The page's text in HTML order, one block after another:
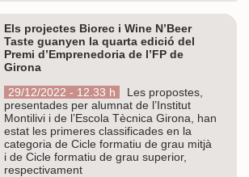
Els projectes Biorec i Wine N’Beer
Taste guanyen la quarta edició del
Premi d’Emprenedoria de l’FP de
Girona
29/12/2022 - 12.33 h
Les propostes,
presentades per alumnat de l’Institut
Montilivi i de l’Escola Tècnica Girona, han
estat les primeres classificades en la
categoria de Cicle formatiu de grau mitjà
i de Cicle formatiu de grau superior,
respectivament